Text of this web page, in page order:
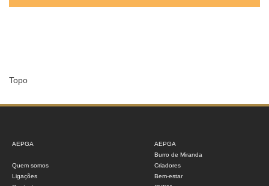
Topo
AEPGA
Quem somos
Ligações
AEPGA
Burro de Miranda
Criadores
Bem-estar